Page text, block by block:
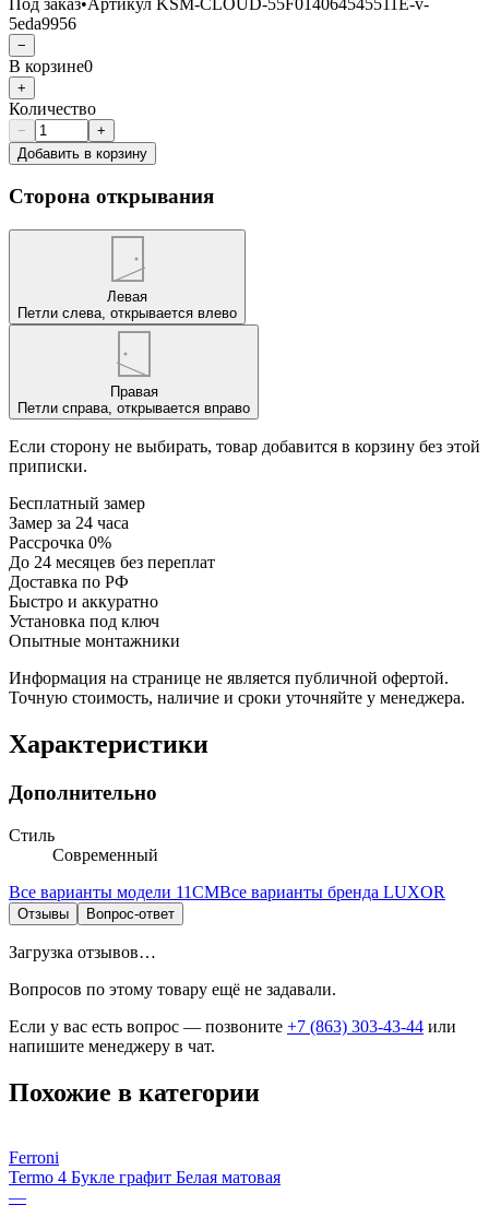
5eda9956
−
В корзине0
+
Количество
−
+
Добавить в корзину
Сторона открывания
Левая
Петли слева, открывается влево
Правая
Петли справа, открывается вправо
Если сторону не выбирать, товар добавится в корзину без этой
приписки.
Бесплатный замер
Замер за 24 часа
Рассрочка 0%
До 24 месяцев без переплат
Доставка по РФ
Быстро и аккуратно
Установка под ключ
Опытные монтажники
Информация на странице не является публичной офертой.
Точную стоимость, наличие и сроки уточняйте у менеджера.
Характеристики
Дополнительно
Стиль
Современный
Все варианты модели 11СМВсе варианты бренда LUXOR
Отзывы Вопрос-ответ
Загрузка отзывов…
Вопросов по этому товару ещё не задавали.
Если у вас есть вопрос — позвоните +7 (863) 303-43-44 или
напишите менеджеру в чат.
Похожие в категории
Ferroni
Termo 4 Букле графит Белая матовая
—